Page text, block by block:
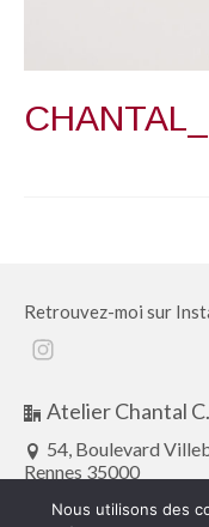
Retrouvez-moi sur
Atelier Chantal C.
54, Boulevard
Rennes 35000
Nous utilisons des